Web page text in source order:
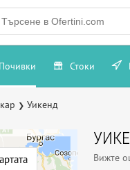
Почивки Стоки
❯ Уикенд
Вижте